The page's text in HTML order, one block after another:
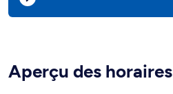
Aperçu des horaires